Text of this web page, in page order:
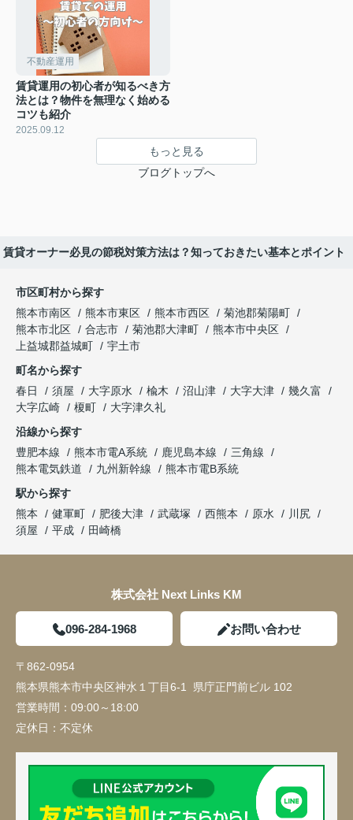
不動産運用
賃貸運用の初心者が知るべき方
法とは？物件を無理なく始める
コツも紹介
2025.09.12
もっと見る
ブログトップへ
賃貸オーナー必見の節税対策方法は？知っておきたい基本とポイント
市区町村から探す
熊本市南区
熊本市東区 熊本市西区
菊池郡菊陽町
熊本市北区
合志市 菊池郡大津町
熊本市中央区
上益城郡益城町
宇土市
町名から探す
春日
須屋 大字原水 楡木 沼山津 大字大津
幾久富
大字広崎
榎町
大字津久礼
沿線から探す
豊肥本線
熊本市電A系統 鹿児島本線
三角線
熊本電気鉄道
九州新幹線
熊本市電B系統
駅から探す
熊本
健軍町 肥後大津 武蔵塚 西熊本 原水
川尻
須屋
平成 田崎橋
株式会社 Next Links KM
096-284-1968 お問い合わせ
〒862-0954
熊本県熊本市中央区神水１丁目6-1 県庁正門前ビル 102
営業時間： 09:00～18:00
定休日： 不定休